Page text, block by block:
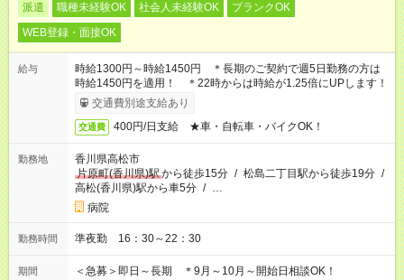
派遣 職種未経験OK 社会人未経験OK
ブランクOK
WEB登録・面接OK
給与
時給1300円～時給1450円 ＊長期のご契約で週5日勤務の方は
時給1450円を適用！ ＊22時からは時給が1.25倍にUPします！
交通費別途支給あり
交通費 400円/日支給 ★車・自転車・バイクOK！
勤務地
香川県高松市
片原町(香川県)駅から徒歩15分 / 松島二丁目駅から徒歩19分 /
高松(香川県)駅から車5分 / …
病院
勤務時間 準夜勤 16：30～22：30
期間 ＜急募＞即日～長期 ＊9月～10月～開始日相談OK！